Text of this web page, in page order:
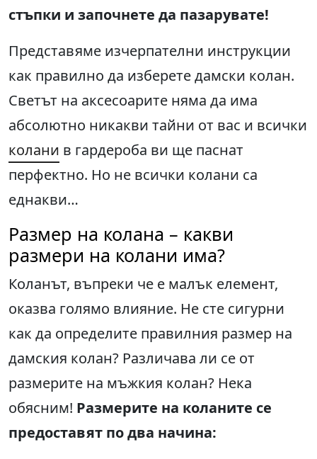
стъпки и започнете да пазарувате!
Представяме изчерпателни инструкции
как правилно да изберете дамски колан.
Светът на аксесоарите няма да има
абсолютно никакви тайни от вас и всички
колани в гардероба ви ще паснат
перфектно. Но не всички колани са
еднакви…
Размер на колана – какви
размери на колани има?
Коланът, въпреки че е малък елемент,
оказва голямо влияние. Не сте сигурни
как да определите правилния размер на
дамския колан? Различава ли се от
размерите на мъжкия колан? Нека
обясним! Размерите на коланите се
предоставят по два начина: